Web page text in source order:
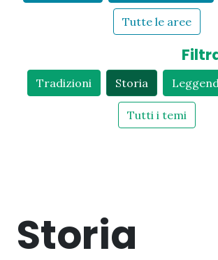
Tutte le aree
Tradizioni Storia
Tutti i temi
Storia